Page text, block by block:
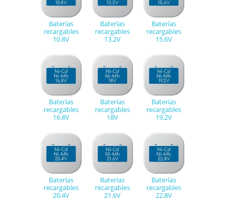
Baterías
recargables
10.8V
Baterías
recargables
13.2V
Baterías
recargables
15.6V
Baterías
recargables
16.8V
Baterías
recargables
18V
Baterías
recargables
19.2V
Baterías
recargables
20.4V
Baterías
recargables
21.6V
Baterías
recargables
22.8V